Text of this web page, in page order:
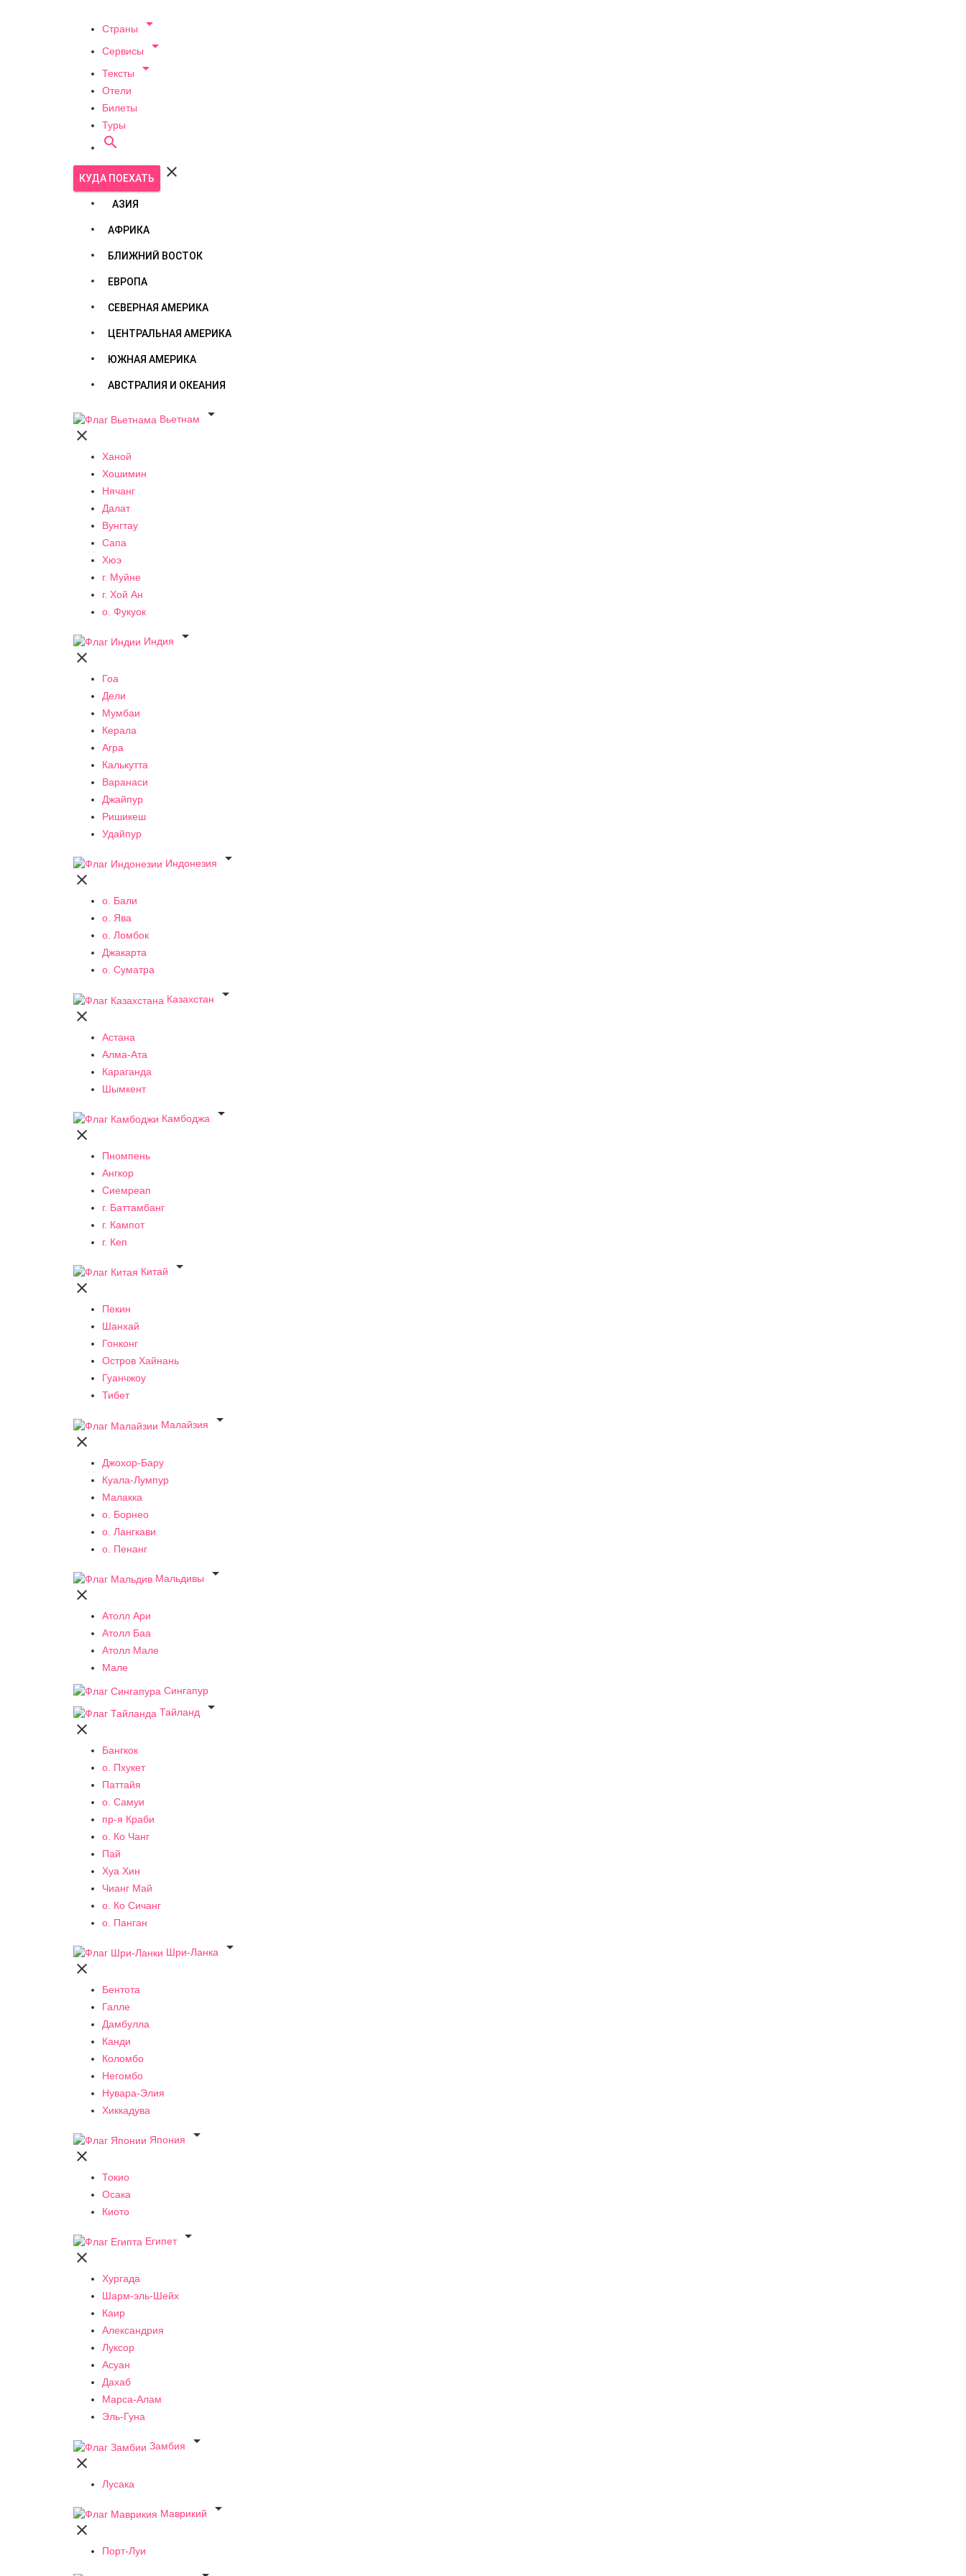
Страны 
Сервисы 
Тексты 
Отели
Билеты
Туры

КУДА ПОЕХАТЬ 
АЗИЯ
АФРИКА
БЛИЖНИЙ ВОСТОК
ЕВРОПА
СЕВЕРНАЯ АМЕРИКА
ЦЕНТРАЛЬНАЯ АМЕРИКА
ЮЖНАЯ АМЕРИКА
АВСТРАЛИЯ И ОКЕАНИЯ
Вьетнам


Ханой
Хошимин
Нячанг
Далат
Вунгтау
Сапа
Хюэ
г. Муйне
г. Хой Ан
о. Фукуок
Индия


Гоа
Дели
Мумбаи
Керала
Агра
Калькутта
Варанаси
Джайпур
Ришикеш
Удайпур
Индонезия


о. Бали
о. Ява
о. Ломбок
Джакарта
о. Суматра
Казахстан


Астана
Алма-Ата
Караганда
Шымкент
Камбоджа


Пномпень
Ангкор
Сиемреап
г. Баттамбанг
г. Кампот
г. Кеп
Китай


Пекин
Шанхай
Гонконг
Остров Хайнань
Гуанчжоу
Тибет
Малайзия


Джохор-Бару
Куала-Лумпур
Малакка
о. Борнео
о. Лангкави
о. Пенанг
Мальдивы


Атолл Ари
Атолл Баа
Атолл Мале
Мале
Сингапур
Тайланд


Бангкок
о. Пхукет
Паттайя
о. Самуи
пр-я Краби
о. Ко Чанг
Пай
Хуа Хин
Чианг Май
о. Ко Сичанг
о. Панган
Шри-Ланка


Бентота
Галле
Дамбулла
Канди
Коломбо
Негомбо
Нувара-Элия
Хиккадува
Япония


Токио
Осака
Киото
Египет


Хургада
Шарм-эль-Шейх
Каир
Александрия
Луксор
Асуан
Дахаб
Марса-Алам
Эль-Гуна
Замбия


Лусака
Маврикий


Порт-Луи